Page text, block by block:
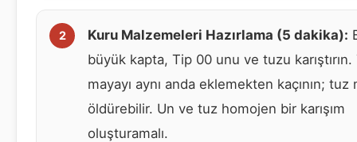
Kuru Malzemeleri Hazırlama (5 dakika):
büyük kapta, Tip 00 unu ve tuzu
mayayı aynı anda eklemekten kaçının; tuz
öldürebilir. Un ve tuz homojen bir karışım
oluşturamalı.